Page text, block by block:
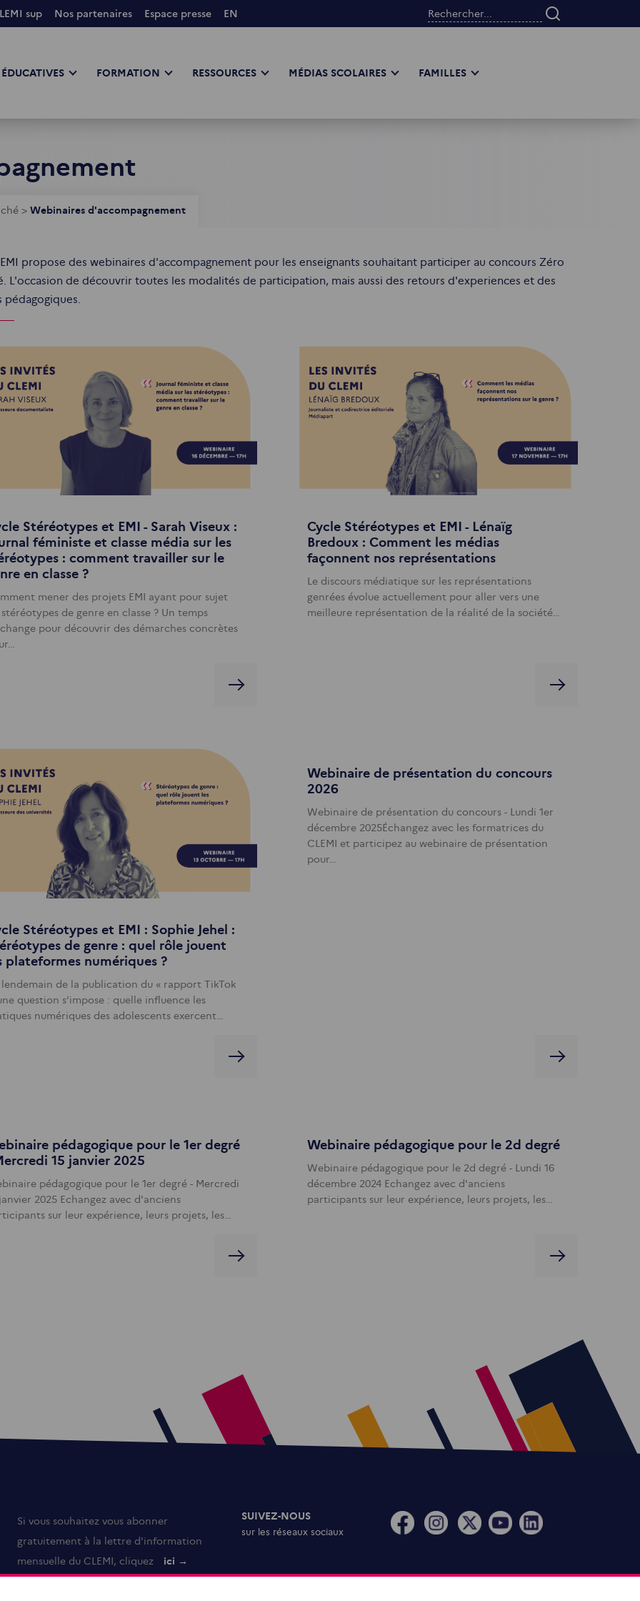
sup Nos partenaires Espace presse EN Rechercher...
FORMATION RESSOURCES MÉDIAS SCOLAIRES FAMILLES
> Webinaires d'accompagnement
propose des webinaires d'accompagnement pour les enseignants souhaitant participer au concours Zéro
L'occasion de découvrir toutes les modalités de participation, mais aussi des retours d'experiences et des
pédagogiques.
Stéréotypes et EMI - Sarah Viseux :
féministe et classe média sur les
: comment travailler sur le
en classe ?
mener des projets EMI ayant pour sujet
stéréotypes de genre en classe ? Un temps
pour découvrir des démarches concrètes
Cycle Stéréotypes et EMI - Lénaïg
Bredoux : Comment les médias
façonnent nos représentations
Le discours médiatique sur les représentations
genrées évolue actuellement pour aller vers une
meilleure représentation de la réalité de la société…
Stéréotypes et EMI : Sophie Jehel :
de genre : quel rôle jouent
plateformes numériques ?
lendemain de la publication du « rapport TikTok
question s’impose : quelle influence les
numériques des adolescents exercent…
Webinaire de présentation du concours
2026
Webinaire de présentation du concours - Lundi 1er
décembre 2025Échangez avec les formatrices du
CLEMI et participez au webinaire de présentation
pour…
pédagogique pour le 1er degré
15 janvier 2025
pédagogique pour le 1er degré - Mercredi
2025 Echangez avec d'anciens
sur leur expérience, leurs projets, les…
Webinaire pédagogique pour le 2d degré
Webinaire pédagogique pour le 2d degré - Lundi 16
décembre 2024 Echangez avec d'anciens
participants sur leur expérience, leurs projets, les…
Si vous souhaitez vous abonner
gratuitement à la lettre d'information
mensuelle du CLEMI, cliquez
ici →
SUIVEZ-NOUS
sur les réseaux sociaux